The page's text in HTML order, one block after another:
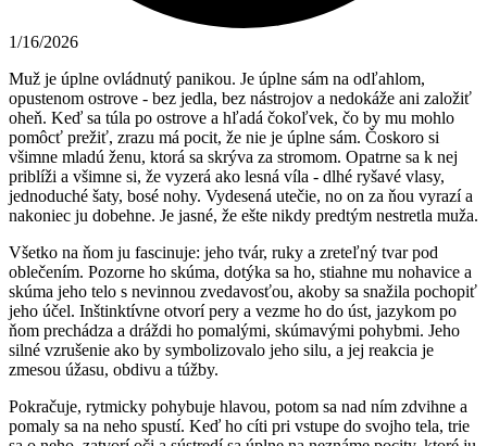
1/16/2026
Muž je úplne ovládnutý panikou. Je úplne sám na odľahlom,
opustenom ostrove - bez jedla, bez nástrojov a nedokáže ani založiť
oheň. Keď sa túla po ostrove a hľadá čokoľvek, čo by mu mohlo
pomôcť prežiť, zrazu má pocit, že nie je úplne sám. Čoskoro si
všimne mladú ženu, ktorá sa skrýva za stromom. Opatrne sa k nej
priblíži a všimne si, že vyzerá ako lesná víla - dlhé ryšavé vlasy,
jednoduché šaty, bosé nohy. Vydesená utečie, no on za ňou vyrazí a
nakoniec ju dobehne. Je jasné, že ešte nikdy predtým nestretla muža.
Všetko na ňom ju fascinuje: jeho tvár, ruky a zreteľný tvar pod
oblečením. Pozorne ho skúma, dotýka sa ho, stiahne mu nohavice a
skúma jeho telo s nevinnou zvedavosťou, akoby sa snažila pochopiť
jeho účel. Inštinktívne otvorí pery a vezme ho do úst, jazykom po
ňom prechádza a dráždi ho pomalými, skúmavými pohybmi. Jeho
silné vzrušenie ako by symbolizovalo jeho silu, a jej reakcia je
zmesou úžasu, obdivu a túžby.
Pokračuje, rytmicky pohybuje hlavou, potom sa nad ním zdvihne a
pomaly sa na neho spustí. Keď ho cíti pri vstupe do svojho tela, trie